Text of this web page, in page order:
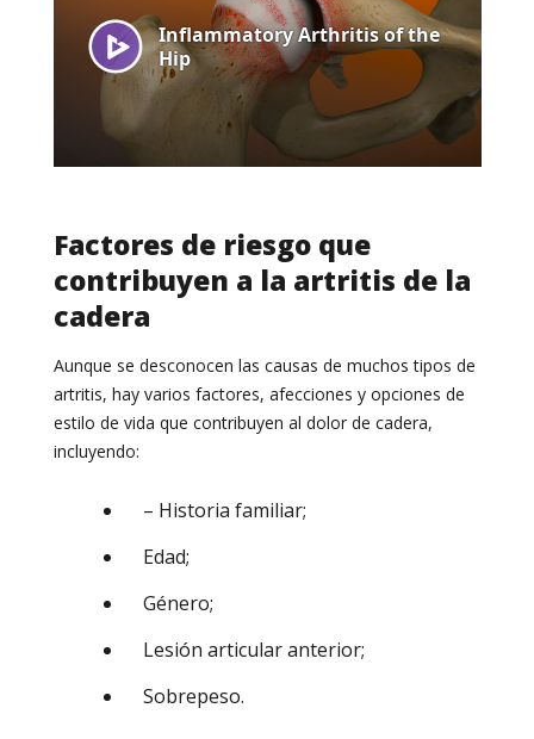
Factores de riesgo que
contribuyen a la artritis de la
cadera
Aunque se desconocen las causas de muchos tipos de
artritis, hay varios factores, afecciones y opciones de
estilo de vida que contribuyen al dolor de cadera,
incluyendo:
– Historia familiar;
Edad;
Género;
Lesión articular anterior;
Sobrepeso.